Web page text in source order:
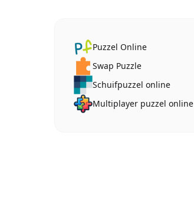
Puzzel Online
Swap Puzzle
Schuifpuzzel online
Multiplayer puzzel online